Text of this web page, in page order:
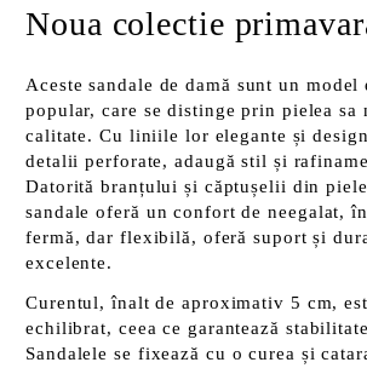
Noua colectie
Aceste sandale de damă sunt un model
popular, care se distinge prin pielea sa
calitate. Cu liniile lor elegante și
detalii perforate, adaugă stil și
Datorită branțului și căptușelii din piele
sandale oferă un confort de neegalat,
fermă, dar flexibilă, oferă suport și
excelente.
Curentul, înalt de aproximativ 5 cm,
echilibrat, ceea ce garantează
Sandalele se fixează cu o curea și